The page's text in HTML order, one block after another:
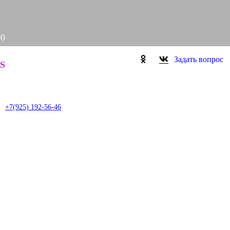
+7(925) 192-56-46
Задать вопрос